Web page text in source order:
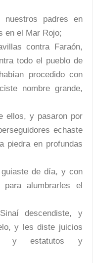
padres en
en el Mar Rojo;
contra Faraón,
todo el pueblo de
procedido con
nombre grande,
ellos, y pasaron por
echaste
piedra en profundas
de día, y con
alumbrarles el
descendiste, y
y les diste juicios
y estatutos y